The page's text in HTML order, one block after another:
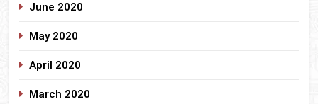
June 2020
May 2020
April 2020
March 2020